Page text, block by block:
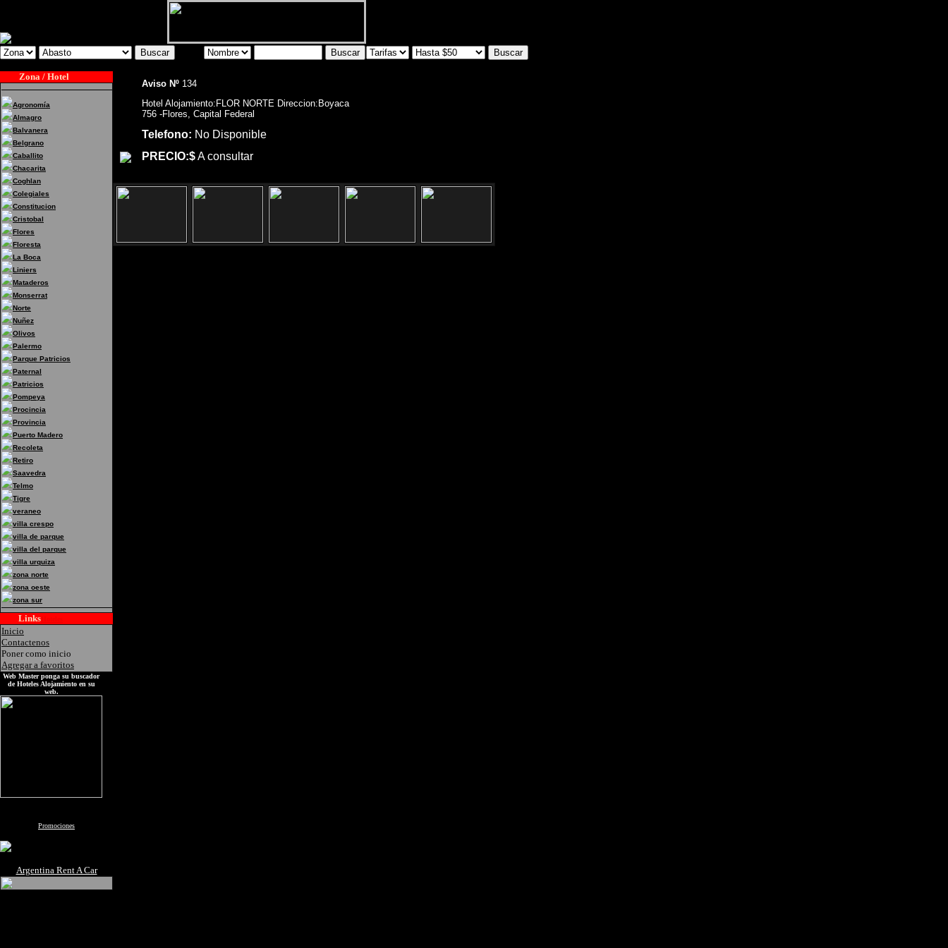
Zona / Hotel
Agronomía
Almagro
Balvanera
Belgrano
Caballito
Chacarita
Coghlan
Colegiales
Constitucion
Cristobal
Flores
Floresta
La Boca
Liniers
Mataderos
Monserrat
Norte
Nuñez
Olivos
Palermo
Parque Patricios
Paternal
Patricios
Pompeya
Procincia
Provincia
Puerto Madero
Recoleta
Retiro
Saavedra
Telmo
Tigre
veraneo
villa crespo
villa de parque
villa del parque
villa urquiza
zona norte
zona oeste
zona sur
Links
Inicio
Contactenos
Poner como inicio
Agregar a favoritos
Web Master ponga su buscador
de Hoteles Alojamiento en su
web.
Promociones
Argentina Rent A Car
Aviso Nº 134
Hotel Alojamiento:FLOR NORTE Direccion:Boyaca
756 -Flores, Capital Federal
Telefono: No Disponible
PRECIO:$A consultar